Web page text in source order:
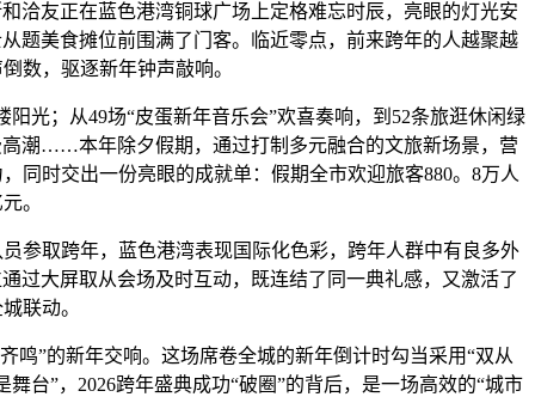
友正在蓝色港湾铜球广场上定格难忘时辰，亮眼的灯光安
题美食摊位前围满了门客。临近零点，前来跨年的人越聚越
数，驱逐新年钟声敲响。
；从49场“皮蛋新年音乐会”欢喜奏响，到52条旅逛休闲绿
潮……本年除夕假期，通过打制多元融合的文旅新场景，营
同时交出一份亮眼的成就单：假期全市欢迎旅客880。8万人
。
取跨年，蓝色港湾表现国际化色彩，跨年人群中有良多外
过大屏取从会场及时互动，既连结了同一典礼感，又激活了
联动。
”的新年交响。这场席卷全城的新年倒计时勾当采用“双从
台”，2026跨年盛典成功“破圈”的背后，是一场高效的“城市